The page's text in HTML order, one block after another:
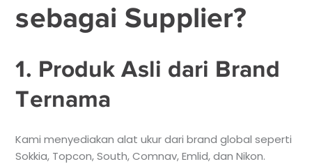
sebagai Supplier?
1. Produk Asli dari Brand
Ternama
Kami menyediakan alat ukur dari brand global seperti
Sokkia, Topcon, South, Comnav, Emlid, dan Nikon.